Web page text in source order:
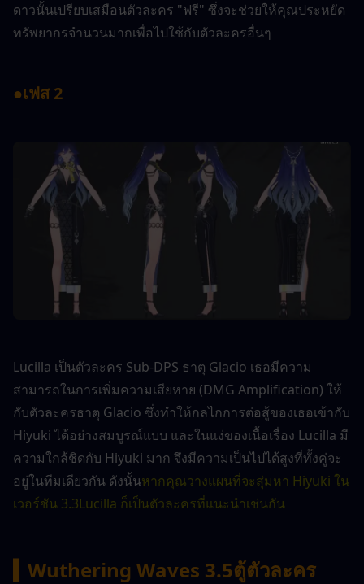
ดาวนั้นเปรียบเสมือนตัวละคร "ฟรี" ซึ่งจะช่วยให้คุณประหยัด
ทรัพยากรจำนวนมากเพื่อไปใช้กับตัวละครอื่นๆ
●เฟส 2
Lucilla เป็นตัวละคร Sub-DPS ธาตุ Glacio เธอมีความ
สามารถในการเพิ่มความเสียหาย (DMG Amplification) ให้
กับตัวละครธาตุ Glacio ซึ่งทำให้กลไกการต่อสู้ของเธอเข้ากับ
Hiyuki ได้อย่างสมบูรณ์แบบ และในแง่ของเนื้อเรื่อง Lucilla มี
ความใกล้ชิดกับ Hiyuki มาก จึงมีความเป็นไปได้สูงที่ทั้งคู่จะ
อยู่ในทีมเดียวกัน ดังนั้นหากคุณวางแผนที่จะสุ่มหา Hiyuki ใน
เวอร์ชัน 3.3Lucilla ก็เป็นตัวละครที่แนะนำเช่นกัน
Wuthering Waves 3.5ตู้ตัวละคร